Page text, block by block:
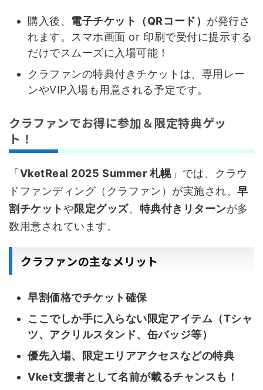
購入後、 電子チケット（QRコード） が発行さ
れます。スマホ画面 or 印刷で受付に提示する
だけでスムーズに入場可能！
クラファンの特典付きチケットは、専用レー
ンやVIP入場も用意される予定です。
クラファンでお得に参加＆限定特典ゲッ
ト！
「 VketReal 2025 Summer 札幌」では、クラウ
ドファンディング（クラファン）が実施され、早
割チケットや限定グッズ、 特典付きリターンが多
数用意されています。
クラファンの主なメリット
早割価格でチケット確保
ここでしか手に入らない限定アイテム（Tシャ
ツ、アクリルスタンド、缶バッジ等）
優先入場、限定エリアアクセスなどの特典
Vket支援者として名前が載るチャンスも！